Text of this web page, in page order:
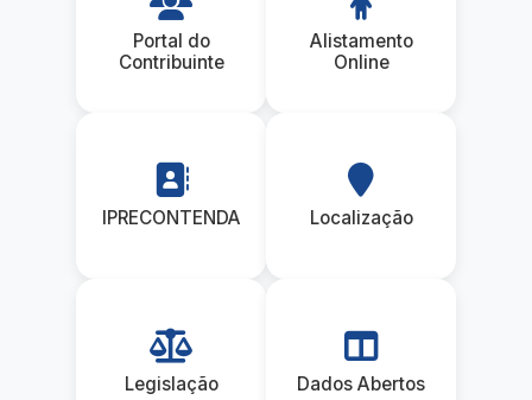
Portal do
Contribuinte
Alistamento
Online
IPRECONTENDA Localização
Legislação Dados Abertos